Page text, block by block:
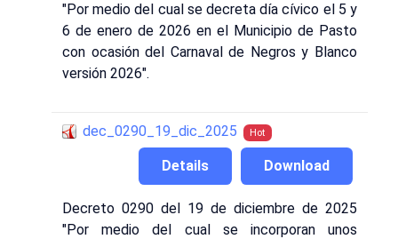
"Por medio del cual se decreta día cívico el 5 y
6 de enero de 2026 en el Municipio de Pasto
con ocasión del Carnaval de Negros y Blanco
versión 2026".
dec_0290_19_dic_2025 Hot
Download
Details
Decreto 0290 del 19 de diciembre de 2025
"Por medio del cual se incorporan unos